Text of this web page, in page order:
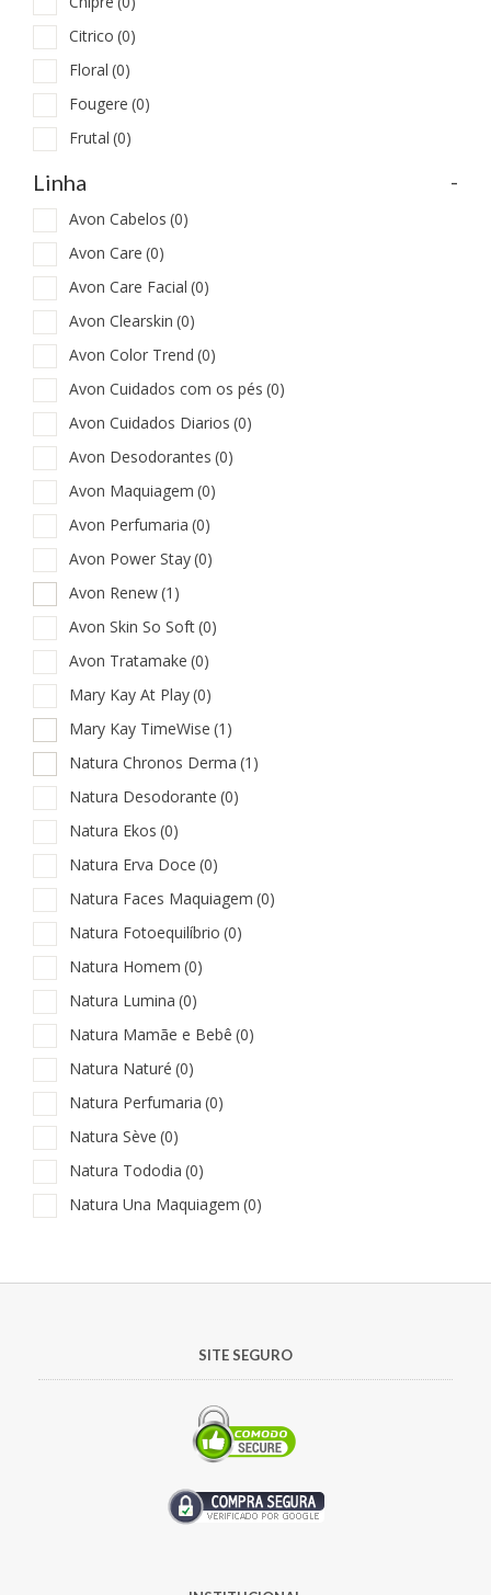
Citrico (0)
Floral (0)
Fougere (0)
Frutal (0)
Linha -
Avon Cabelos (0)
Avon Care (0)
Avon Care Facial (0)
Avon Clearskin (0)
Avon Color Trend (0)
Avon Cuidados com os pés (0)
Avon Cuidados Diarios (0)
Avon Desodorantes (0)
Avon Maquiagem (0)
Avon Perfumaria (0)
Avon Power Stay(0)
Avon Renew(1)
Avon Skin So Soft(0)
Avon Tratamake (0)
Mary Kay At Play(0)
Mary Kay TimeWise (1)
Natura Chronos Derma (1)
Natura Desodorante (0)
Natura Ekos (0)
Natura Erva Doce (0)
Natura Faces Maquiagem (0)
Natura Fotoequilíbrio (0)
Natura Homem (0)
Natura Lumina (0)
Natura Mamãe e Bebê (0)
Natura Naturé (0)
Natura Perfumaria (0)
Natura Sève (0)
Natura Tododia (0)
Natura Una Maquiagem (0)
SITE SEGURO